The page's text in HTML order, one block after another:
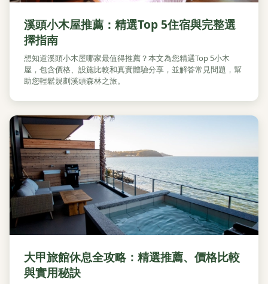
溪頭小木屋推薦：精選Top 5住宿與完整選
擇指南
想知道溪頭小木屋哪家最值得推薦？本文為您精選Top 5小木
屋，包含價格、設施比較和真實體驗分享，並解答常見問題，幫
助您輕鬆規劃溪頭森林之旅。
大甲旅館休息全攻略：精選推薦、價格比較
與實用秘訣